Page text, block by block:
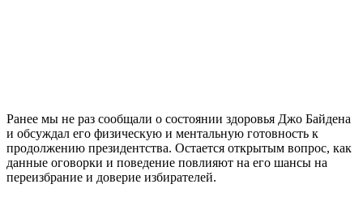
Ранее мы не раз сообщали о состоянии здоровья Джо Байдена
и обсуждал его физическую и ментальную готовность к
продолжению президентства. Остается открытым вопрос, как
данные оговорки и поведение повлияют на его шансы на
переизбрание и доверие избирателей.